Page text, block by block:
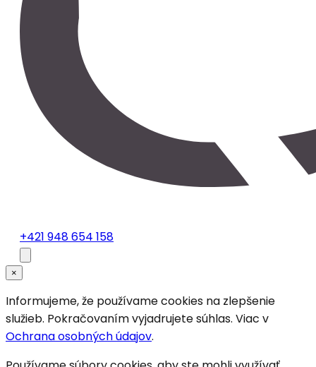
+421 948 654 158
×
Informujeme, že používame cookies na zlepšenie
služieb. Pokračovaním vyjadrujete súhlas. Viac v
Ochrana osobných údajov.